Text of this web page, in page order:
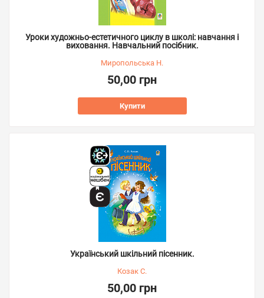
Уроки художньо-естетичного циклу в школі: навчання і
виховання. Навчальний посібник.
Миропольська Н.
50,00 грн
Купити
Український шкільний пісенник.
Козак С.
50,00 грн